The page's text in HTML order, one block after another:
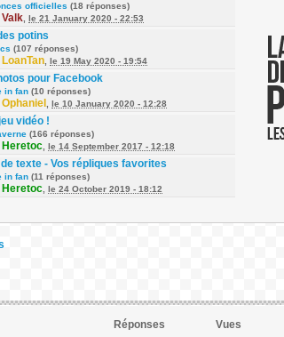
officielles (18 réponses)
Valk le 21 January 2020 - 22:53
potins
(107 réponses)
LoanTan le 19 May 2020 - 19:54
pour Facebook
in fan (10 réponses)
Ophaniel le 10 January 2020 - 12:28
vidéo !
(166 réponses)
Heretoc le 14 September 2017 - 12:18
texte - Vos répliques favorites
in fan (11 réponses)
Heretoc le 24 October 2019 - 18:12
Réponses Vues